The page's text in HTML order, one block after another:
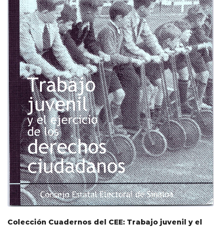
Colección Cuadernos del CEE: Trabajo juvenil y el